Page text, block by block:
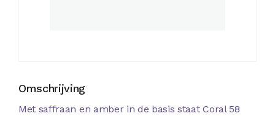
Omschrijving
Met saffraan en amber in de basis staat Coral 58